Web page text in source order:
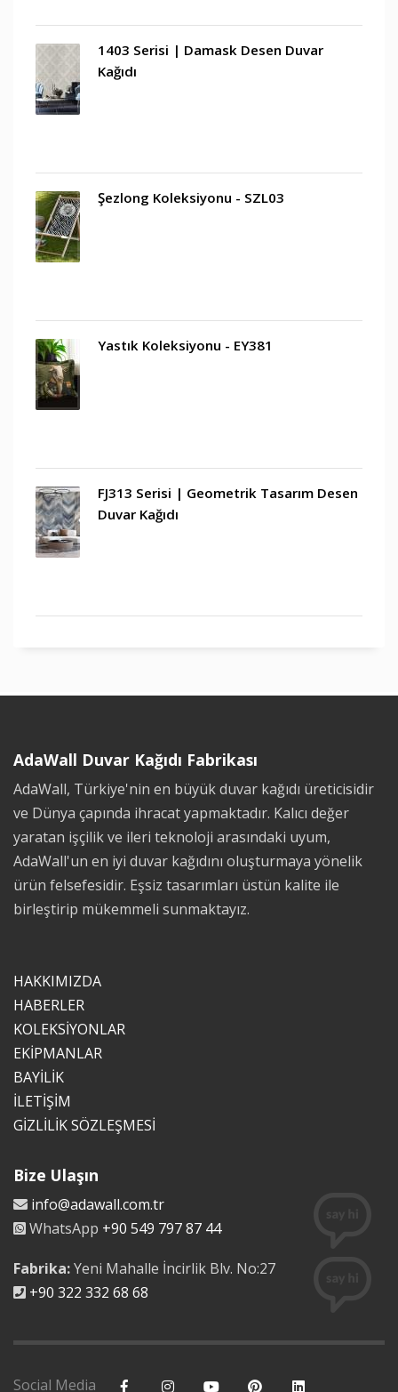
1403 Serisi | Damask Desen Duvar
Kağıdı
Şezlong Koleksiyonu - SZL03
Yastık Koleksiyonu - EY381
FJ313 Serisi | Geometrik Tasarım Desen
Duvar Kağıdı
AdaWall Duvar Kağıdı Fabrikası
AdaWall, Türkiye'nin en büyük duvar kağıdı üreticisidir
ve Dünya çapında ihracat yapmaktadır. Kalıcı değer
yaratan işçilik ve ileri teknoloji arasındaki uyum,
AdaWall'un en iyi duvar kağıdını oluşturmaya yönelik
ürün felsefesidir. Eşsiz tasarımları üstün kalite ile
birleştirip mükemmeli sunmaktayız.
HAKKIMIZDA
HABERLER
KOLEKSİYONLAR
EKİPMANLAR
BAYİLİK
İLETİŞİM
GİZLİLİK SÖZLEŞMESİ
Bize Ulaşın
info@adawall.com.tr
WhatsApp +90 549 797 87 44
Fabrika:Yeni Mahalle İncirlik Blv. No:27
+90 322 332 68 68
Social Media